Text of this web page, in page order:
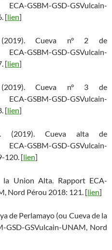
GSD-GSVulcain-
[lien]
Cueva n° 2 de
GSD-GSVulcain-
[lien]
Cueva n° 3 de
GSD-GSVulcain-
[lien]
(2019). Cueva alta de
GSBM-GSD-GSVulcain-
120. [lien]
la Union Alta. Rapport ECA-
Nord Pérou 2018: 121. [lien]
de Perlamayo (ou Cueva de la
GSD-GSVulcain-UNAM, Nord